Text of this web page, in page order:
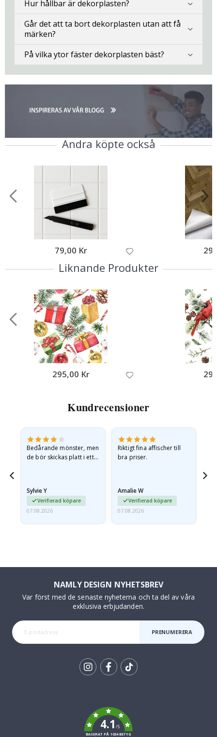
Hur hållbar är dekorplasten?
Går det att ta bort dekorplasten utan att få
märken?
På vilka ytor fäster dekorplasten bäst?
Andra köpte också
79,00 Kr
Liknande Produkter
295,00 Kr
Kundrecensioner
Bedårande mönster, men
de bör skickas platt i ett
Sylvie Y
Verifierad köpare
07.08.2026
Riktigt fina affischer till
bra priser.
Amalie W
Verifierad köpare
07.08.2026
NAMLY DESIGN NYHETSBREV
Var först med de senaste nyheterna och ta del av våra
exklusiva erbjudanden.
PRENUMERERA
4.1/5
BASERAT PÅ 1034 BETYG